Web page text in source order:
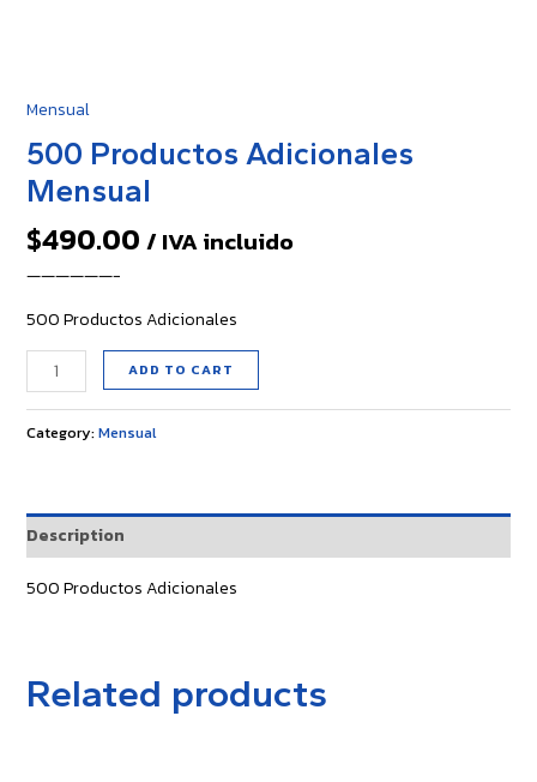
Mensual
500 Productos Adicionales
Mensual
$490.00 / IVA incluido
——————-
500 Productos Adicionales
ADD TO CART
Category:Mensual
Description
500 Productos Adicionales
Related products